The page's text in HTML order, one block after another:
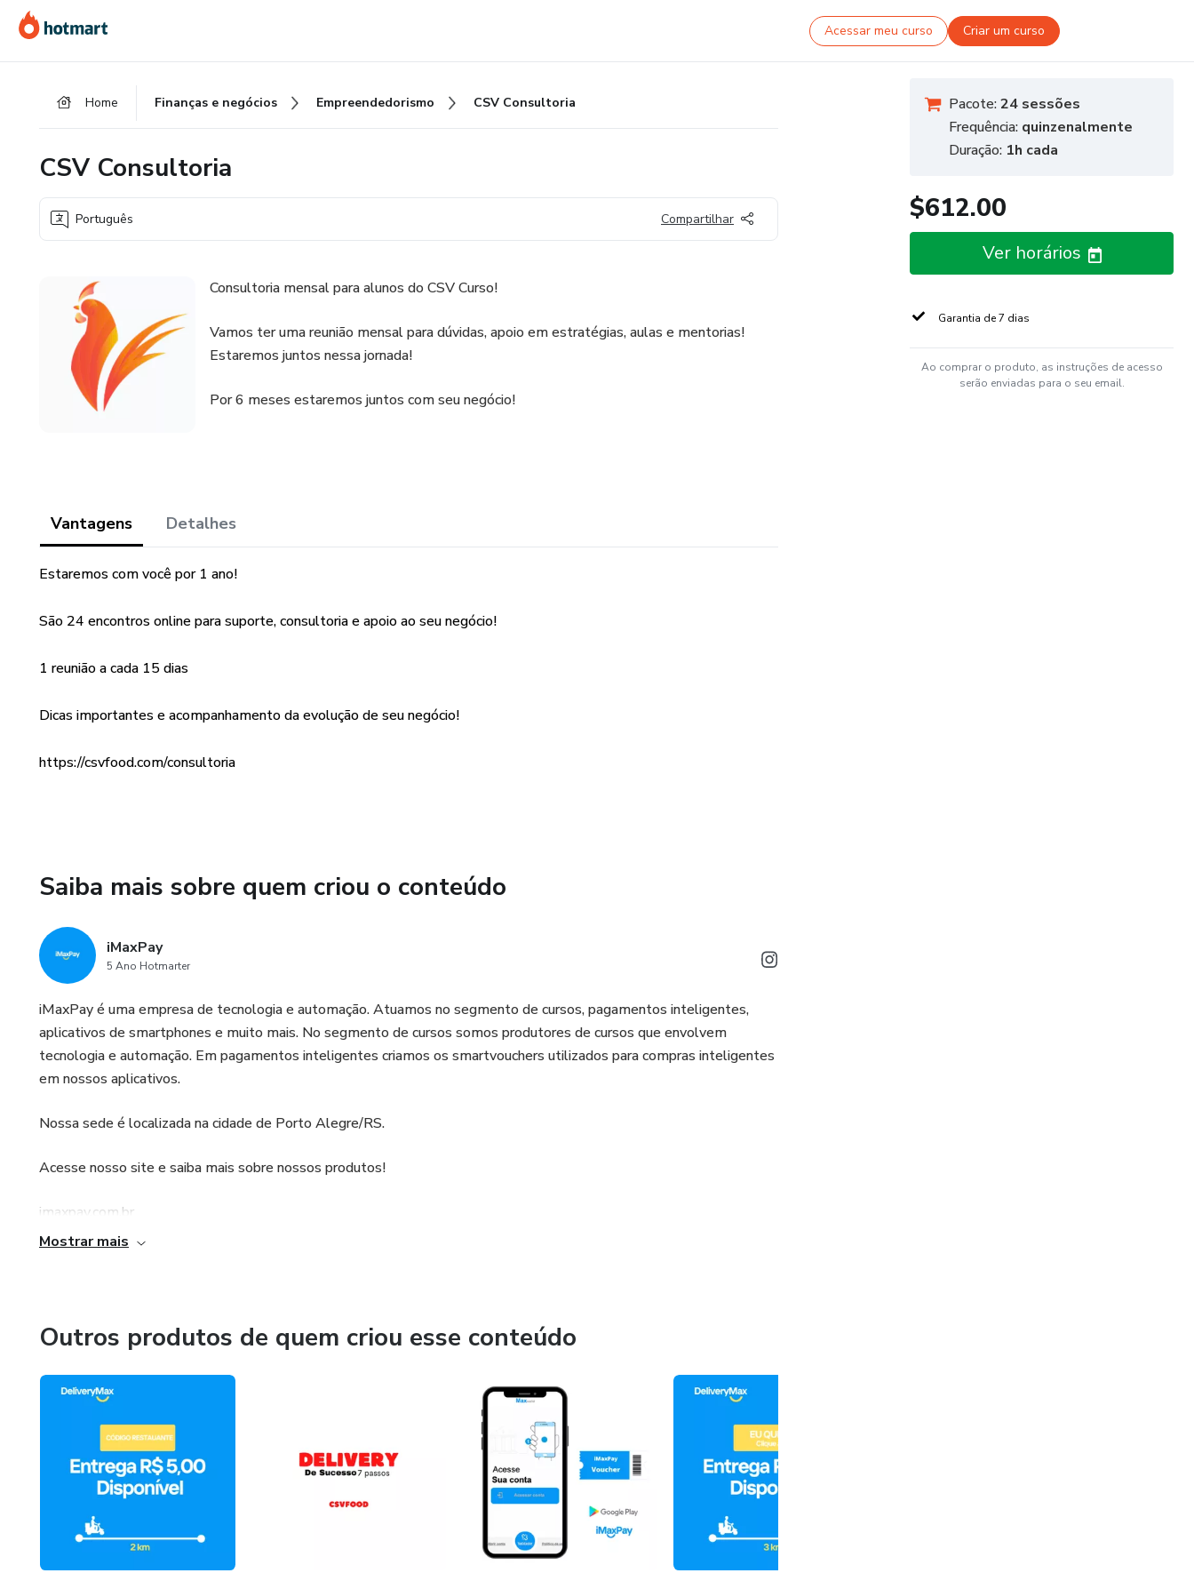
para
o
para
o
para
o
Acessar meu curso Criar um curso
Home Finanças e negócios Empreendedorismo CSV Consultoria
CSV Consultoria
Português Compartilhar
Consultoria mensal para alunos do CSV Curso!
Vamos ter uma reunião mensal para dúvidas, apoio em estratégias, aulas e mentorias!
Estaremos juntos nessa jornada!
Por 6 meses estaremos juntos com seu negócio!
Vantagens Detalhes
Estaremos com você por 1 ano!
São 24 encontros online para suporte, consultoria e apoio ao seu negócio!
1 reunião a cada 15 dias
Dicas importantes e acompanhamento da evolução de seu negócio!
https://csvfood.com/consultoria
Saiba mais sobre quem criou o conteúdo
iMaxPay
5 Ano Hotmarter
iMaxPay é uma empresa de tecnologia e automação. Atuamos no segmento de cursos, pagamentos inteligentes,
aplicativos de smartphones e muito mais. No segmento de cursos somos produtores de cursos que envolvem
tecnologia e automação. Em pagamentos inteligentes criamos os smartvouchers utilizados para compras inteligentes
em nossos aplicativos.
Nossa sede é localizada na cidade de Porto Alegre/RS.
Acesse nosso site e saiba mais sobre nossos produtos!
imaxpay.com.br
Sistema de Pagamentos: SmartVouchers
Mostrar mais
Outros produtos de quem criou esse conteúdo
Pacote:24 sessões
Frequência: quinzenalmente
Duração: 1h cada
$612.00
Ver horários
Garantia de 7 dias
Ao comprar o produto, as instruções de acesso
serão enviadas para o seu email.